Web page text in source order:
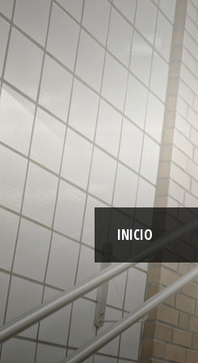
INICIO